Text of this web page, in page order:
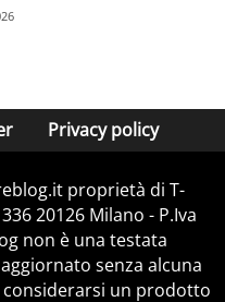
Privacy policy
proprietà di T-
20126 Milano - P.Iva
non è una testata
senza alcuna
un prodotto